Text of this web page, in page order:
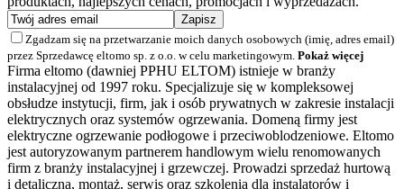
Zgadzam się na przetwarzanie moich danych osobowych (imię, adres email)
przez Sprzedawcę eltomo sp. z o.o. w celu marketingowym. Pokaż więcej
Firma eltomo (dawniej PPHU ELTOM) istnieje w branży
instalacyjnej od 1997 roku. Specjalizuje się w kompleksowej
obsłudze instytucji, firm, jak i osób prywatnych w zakresie instalacji
elektrycznych oraz systemów ogrzewania. Domeną firmy jest
elektryczne ogrzewanie podłogowe i przeciwoblodzeniowe. Eltomo
jest autoryzowanym partnerem handlowym wielu renomowanych
firm z branży instalacyjnej i grzewczej. Prowadzi sprzedaż hurtową
i detaliczną, montaż, serwis oraz szkolenia dla instalatorów i